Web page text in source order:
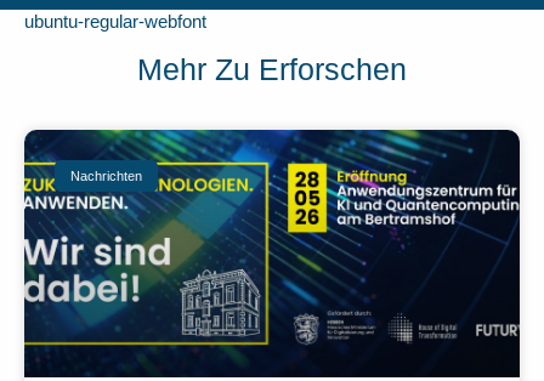
ubuntu-regular-webfont
Mehr Zu Erforschen
Nachrichten